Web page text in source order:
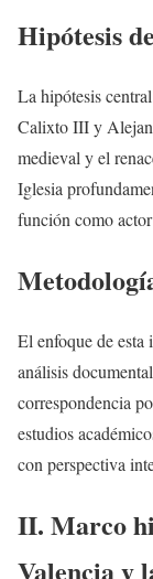
Hipótesis
La hipótesis
Calixto III y
medieval y el
Iglesia
función como
El enfoque de esta
análisis
correspondencia
estudios
con perspectiva
II. Marco
Valencia y